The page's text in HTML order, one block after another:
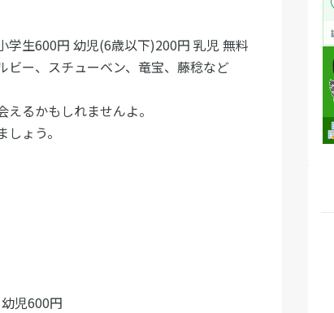
学生600円 幼児(6歳以下)200円 乳児 無料
ビー、スチューベン、竜宝、藤稔など
るかもしれませんよ。
ょう。
児600円